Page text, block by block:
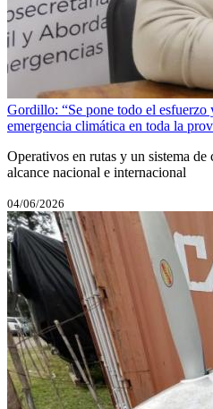
Gordillo: “Se pone todo el esfuerzo
emergencia climática en toda la
Operativos en rutas y un sistema
alcance nacional e internacional
04/06/2026